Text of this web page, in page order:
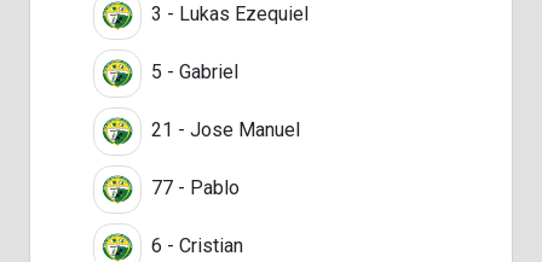
3 - Lukas Ezequiel
5 - Gabriel
21 - Jose Manuel
77 - Pablo
6 - Cristian